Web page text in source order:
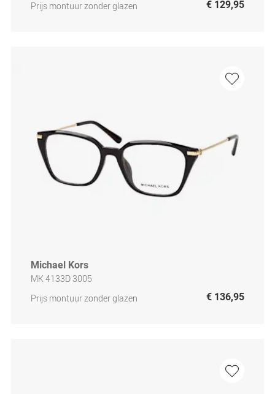
Prijs montuur zonder glazen € 129,95
Michael Kors
MK 4133D 3005
Prijs montuur zonder glazen
€ 136,95